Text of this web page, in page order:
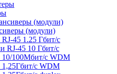
(модули)
RJ-45 1.25 Гбит/c
RJ-45 10 Гбит/c
10/100Мбит/с WDM
1,25Гбит/с WDM